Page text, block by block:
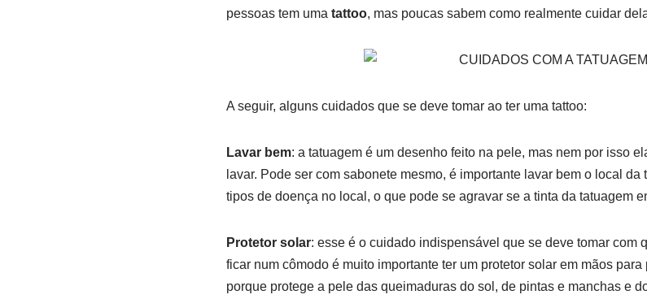
pessoas tem uma tattoo, mas poucas sabem como realmente cuidar
A seguir, alguns cuidados que se deve tomar ao ter uma tattoo:
Lavar bem: a tatuagem é um desenho feito na pele, mas nem por isso
lavar. Pode ser com sabonete mesmo, é importante lavar bem o local
tipos de doença no local, o que pode se agravar se a tinta da tatuagem
Protetor solar: esse é o cuidado indispensável que se deve tomar com
ficar num cômodo é muito importante ter um protetor solar em mãos
porque protege a pele das queimaduras do sol, de pintas e manchas e